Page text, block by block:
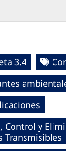
3.4
Control y
Transmisibles